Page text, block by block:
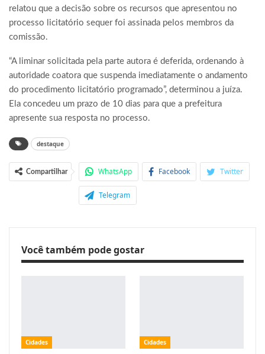
relatou que a decisão sobre os recursos que apresentou no
processo licitatório sequer foi assinada pelos membros da
comissão.
“A liminar solicitada pela parte autora é deferida, ordenando à
autoridade coatora que suspenda imediatamente o andamento
do procedimento licitatório programado”, determinou a juíza.
Ela concedeu um prazo de 10 dias para que a prefeitura
apresente sua resposta no processo.
destaque
Compartilhar WhatsApp Facebook Twitter
Telegram
Você também pode gostar
Cidades Cidades